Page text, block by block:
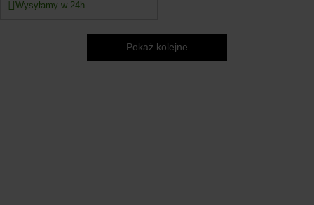
Wysyłamy w 24h
Pokaż kolejne